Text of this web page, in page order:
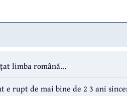
limba română...
e rupt de mai bine de 2 3 ani